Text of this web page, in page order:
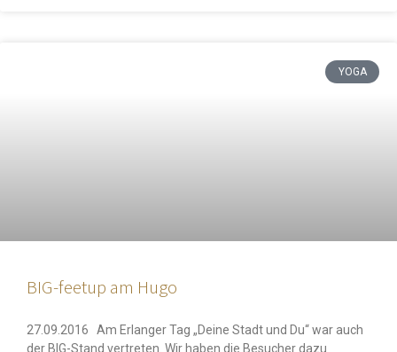
YOGA
BIG-feetup am Hugo
27.09.2016 Am Erlanger Tag „Deine Stadt und Du“ war auch
der BIG-Stand vertreten. Wir haben die Besucher dazu